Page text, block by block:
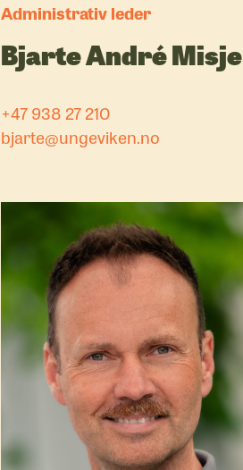
Administrativ leder
Bjarte André Misje
+47 938 27 210
bjarte@ungeviken.no